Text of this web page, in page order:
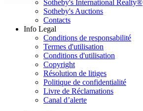
Sotheby's International Realty®
Sotheby's Auctions
Contacts
Info Legal
Conditions de responsabilité
Termes d'utilisation
Conditions d'utilisation
Copyright
Résolution de litiges
Politique de confidentialité
Livre de Réclamations
Canal d’alerte